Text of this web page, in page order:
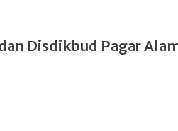
Disdikbud Pagar